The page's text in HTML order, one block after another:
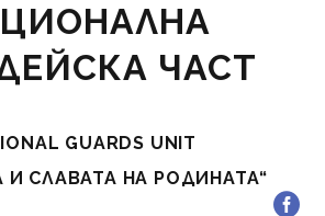
ЧАСТ
GUARDS UNIT
И СЛАВАТА НА РОДИНАТА“